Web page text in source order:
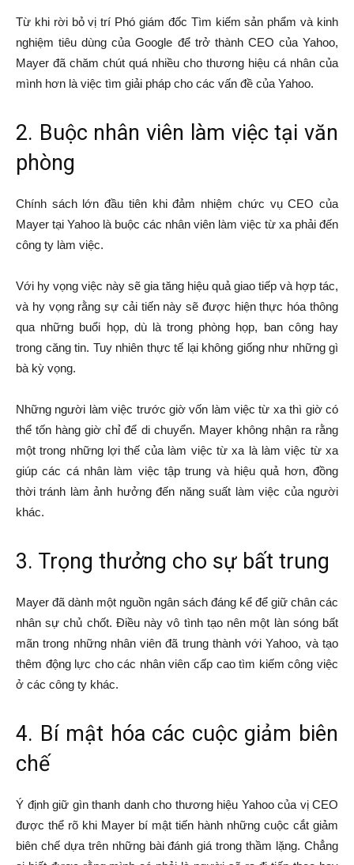
Từ khi rời bỏ vị trí Phó giám đốc Tìm kiếm sản phẩm và kinh
nghiệm tiêu dùng của Google để trở thành CEO của Yahoo,
Mayer đã chăm chút quá nhiều cho thương hiệu cá nhân của
mình hơn là việc tìm giải pháp cho các vấn đề của Yahoo.
2. Buộc nhân viên làm việc tại văn
phòng
Chính sách lớn đầu tiên khi đảm nhiệm chức vụ CEO của
Mayer tại Yahoo là buộc các nhân viên làm việc từ xa phải đến
công ty làm việc.
Với hy vọng việc này sẽ gia tăng hiệu quả giao tiếp và hợp tác,
và hy vọng rằng sự cải tiến này sẽ được hiện thực hóa thông
qua những buổi họp, dù là trong phòng họp, ban công hay
trong căng tin. Tuy nhiên thực tế lại không giống như những gì
bà kỳ vọng.
Những người làm việc trước giờ vốn làm việc từ xa thì giờ có
thể tốn hàng giờ chỉ để di chuyển. Mayer không nhận ra rằng
một trong những lợi thế của làm việc từ xa là làm việc từ xa
giúp các cá nhân làm việc tập trung và hiệu quả hơn, đồng
thời tránh làm ảnh hưởng đến năng suất làm việc của người
khác.
3. Trọng thưởng cho sự bất trung
Mayer đã dành một nguồn ngân sách đáng kể để giữ chân các
nhân sự chủ chốt. Điều này vô tình tạo nên một làn sóng bất
mãn trong những nhân viên đã trung thành với Yahoo, và tạo
thêm động lực cho các nhân viên cấp cao tìm kiếm công việc
ở các công ty khác.
4. Bí mật hóa các cuộc giảm biên
chế
Ý định giữ gìn thanh danh cho thương hiệu Yahoo của vị CEO
được thể rõ khi Mayer bí mật tiến hành những cuộc cắt giảm
biên chế dựa trên những bài đánh giá trong thầm lặng. Chẳng